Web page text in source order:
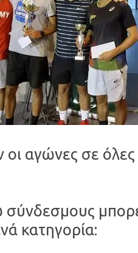
αγώνες σε όλες
κατηγορία: